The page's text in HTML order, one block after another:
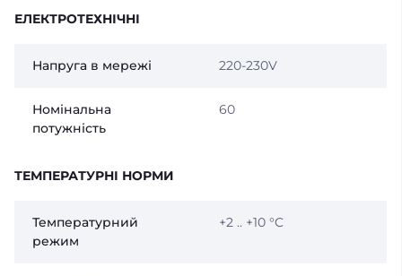
ЕЛЕКТРОТЕХНІЧНІ
Напруга в мережі 220-230V
Номінальна
потужність
60
ТЕМПЕРАТУРНІ НОРМИ
Температурний
режим
+2 .. +10 °C